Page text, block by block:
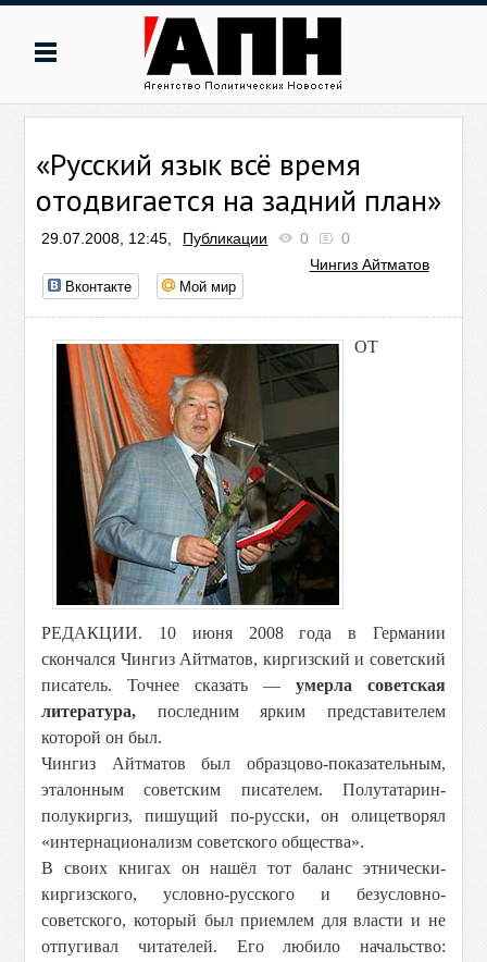
«Русский язык всё время
отодвигается на задний план»
29.07.2008, 12:45, Публикации 0
0
Чингиз Айтматов
Вконтакте Мой мир
ОТ
РЕДАКЦИИ. 10 июня 2008 года в Германии
скончался Чингиз Айтматов, киргизский и советский
писатель. Точнее сказать — умерла советская
литература, последним ярким представителем
которой он был.
Чингиз Айтматов был образцово-показательным,
эталонным советским писателем. Полутатарин-
полукиргиз, пишущий по-русски, он олицетворял
«интернационализм советского общества».
В своих книгах он нашёл тот баланс этнически-
киргизского, условно-русского и безусловно-
советского, который был приемлем для власти и не
отпугивал читателей. Его любило начальство: